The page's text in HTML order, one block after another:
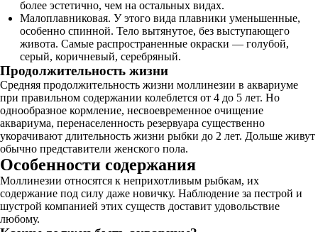
более эстетично, чем на остальных видах.
Малоплавниковая. У этого вида плавники уменьшенные,
особенно спинной. Тело вытянутое, без выступающего
живота. Самые распространенные окраски — голубой,
серый, коричневый, серебряный.
Продолжительность жизни
Средняя продолжительность жизни моллинезии в аквариуме
при правильном содержании колеблется от 4 до 5 лет. Но
однообразное кормление, несвоевременное очищение
аквариума, перенаселенность резервуара существенно
укорачивают длительность жизни рыбки до 2 лет. Дольше живут
обычно представители женского пола.
Особенности содержания
Моллинезии относятся к неприхотливым рыбкам, их
содержание под силу даже новичку. Наблюдение за пестрой и
шустрой компанией этих существ доставит удовольствие
любому.